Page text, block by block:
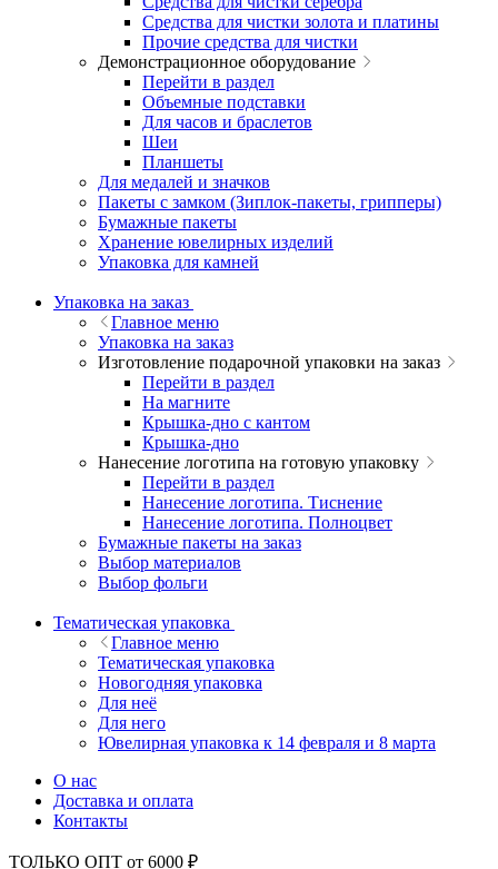
Средства для чистки золота и платины
Прочие средства для чистки
Демонстрационное оборудование
Перейти в раздел
Объемные подставки
Для часов и браслетов
Шеи
Планшеты
Для медалей и значков
Пакеты с замком (Зиплок-пакеты, грипперы)
Бумажные пакеты
Хранение ювелирных изделий
Упаковка для камней
Упаковка на заказ
Главное меню
Упаковка на заказ
Изготовление подарочной упаковки на заказ
Перейти в раздел
На магните
Крышка-дно с кантом
Крышка-дно
Нанесение логотипа на готовую упаковку
Перейти в раздел
Нанесение логотипа. Тиснение
Нанесение логотипа. Полноцвет
Бумажные пакеты на заказ
Выбор материалов
Выбор фольги
Тематическая упаковка
Главное меню
Тематическая упаковка
Новогодняя упаковка
Для неё
Для него
Ювелирная упаковка к 14 февраля и 8 марта
О нас
Доставка и оплата
Контакты
ТОЛЬКО ОПТ от 6000 ₽